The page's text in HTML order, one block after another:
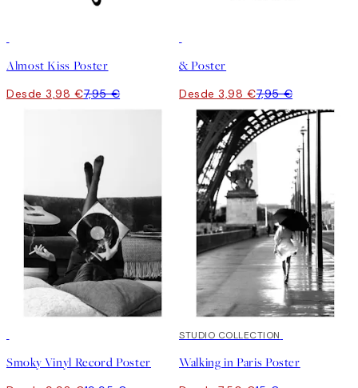
Almost Kiss Poster
Desde 3,98 €7,95 €
& Poster
Desde 3,98 €7,95 €
Smoky Vinyl Record Poster
50%*
STUDIO COLLECTION
Walking in Paris Poster